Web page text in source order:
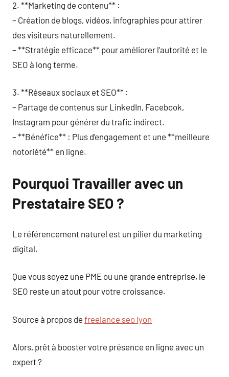
2. **Marketing de contenu** :
– Création de blogs, vidéos, infographies pour attirer
des visiteurs naturellement.
– **Stratégie efficace** pour améliorer l’autorité et le
SEO à long terme.
3. **Réseaux sociaux et SEO** :
– Partage de contenus sur LinkedIn, Facebook,
Instagram pour générer du trafic indirect.
– **Bénéfice** : Plus d’engagement et une **meilleure
notoriété** en ligne.
Pourquoi Travailler avec un
Prestataire SEO ?
Le référencement naturel est un pilier du marketing
digital.
Que vous soyez une PME ou une grande entreprise, le
SEO reste un atout pour votre croissance.
Source à propos de freelance seo lyon
Alors, prêt à booster votre présence en ligne avec un
expert ?